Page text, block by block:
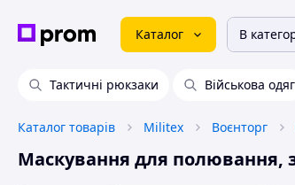
Каталог В
Тактичні рюкзаки Військова одяг
Каталог товарів Militex Воєнторг
Маскування для полювання,